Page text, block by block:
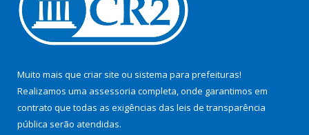
Muito mais que criar site ou sistema para prefeituras!
Realizamos uma assessoria completa, onde garantimos em
contrato que todas as exigências das leis de transparência
pública serão atendidas.